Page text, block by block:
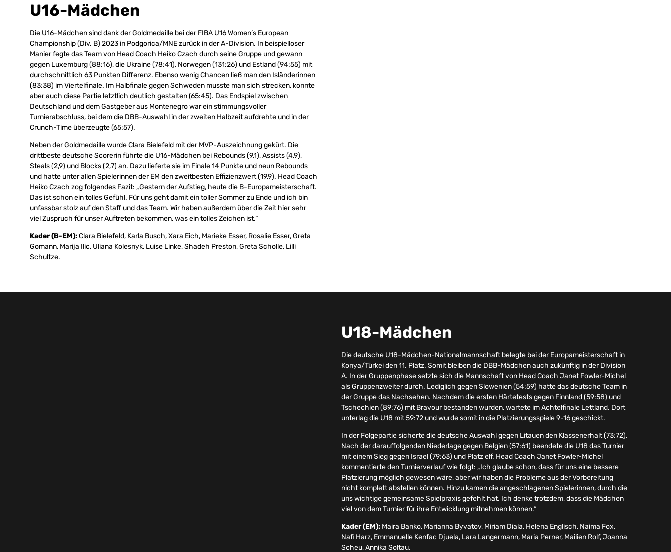
U16-Mädchen
Die U16-Mädchen sind dank der Goldmedaille bei der FIBA U16 Women’s European
Championship (Div. B) 2023 in Podgorica/MNE zurück in der A-Division. In beispielloser
Manier fegte das Team von Head Coach Heiko Czach durch seine Gruppe und gewann
gegen Luxemburg (88:16), die Ukraine (78:41), Norwegen (131:26) und Estland (94:55) mit
durchschnittlich 63 Punkten Differenz. Ebenso wenig Chancen ließ man den Isländerinnen
(83:38) im Viertelfinale. Im Halbfinale gegen Schweden musste man sich strecken, konnte
aber auch diese Partie letztlich deutlich gestalten (65:45). Das Endspiel zwischen
Deutschland und dem Gastgeber aus Montenegro war ein stimmungsvoller
Turnierabschluss, bei dem die DBB-Auswahl in der zweiten Halbzeit aufdrehte und in der
Crunch-Time überzeugte (65:57).
Neben der Goldmedaille wurde Clara Bielefeld mit der MVP-Auszeichnung gekürt. Die
drittbeste deutsche Scorerin führte die U16-Mädchen bei Rebounds (9,1), Assists (4,9),
Steals (2,9) und Blocks (2,7) an. Dazu lieferte sie im Finale 14 Punkte und neun Rebounds
und hatte unter allen Spielerinnen der EM den zweitbesten Effizienzwert (19,9). Head Coach
Heiko Czach zog folgendes Fazit: „Gestern der Aufstieg, heute die B-Europameisterschaft.
Das ist schon ein tolles Gefühl. Für uns geht damit ein toller Sommer zu Ende und ich bin
unfassbar stolz auf den Staff und das Team. Wir haben außerdem über die Zeit hier sehr
viel Zuspruch für unser Auftreten bekommen, was ein tolles Zeichen ist.“
Kader (B-EM):Clara Bielefeld, Karla Busch, Xara Eich, Marieke Esser, Rosalie Esser, Greta
Gomann, Marija Ilic, Uliana Kolesnyk, Luise Linke, Shadeh Preston, Greta Scholle, Lilli
Schultze.
U18-Mädchen
Die deutsche U18-Mädchen-Nationalmannschaft belegte bei der Europameisterschaft in
Konya/Türkei den 11. Platz. Somit bleiben die DBB-Mädchen auch zukünftig in der Division
A. In der Gruppenphase setzte sich die Mannschaft von Head Coach Janet Fowler-Michel
als Gruppenzweiter durch. Lediglich gegen Slowenien (54:59) hatte das deutsche Team in
der Gruppe das Nachsehen. Nachdem die ersten Härtetests gegen Finnland (59:58) und
Tschechien (89:76) mit Bravour bestanden wurden, wartete im Achtelfinale Lettland. Dort
unterlag die U18 mit 59:72 und wurde somit in die Platzierungsspiele 9-16 geschickt.
In der Folgepartie sicherte die deutsche Auswahl gegen Litauen den Klassenerhalt (73:72).
Nach der darauffolgenden Niederlage gegen Belgien (57:61) beendete die U18 das Turnier
mit einem Sieg gegen Israel (79:63) und Platz elf. Head Coach Janet Fowler-Michel
kommentierte den Turnierverlauf wie folgt: „Ich glaube schon, dass für uns eine bessere
Platzierung möglich gewesen wäre, aber wir haben die Probleme aus der Vorbereitung
nicht komplett abstellen können. Hinzu kamen die angeschlagenen Spielerinnen, durch die
uns wichtige gemeinsame Spielpraxis gefehlt hat. Ich denke trotzdem, dass die Mädchen
viel von dem Turnier für ihre Entwicklung mitnehmen können.“
Kader (EM): Maira Banko, Marianna Byvatov, Miriam Diala, Helena Englisch, Naima Fox,
Nafi Harz, Emmanuelle Kenfac Djuela, Lara Langermann, Maria Perner, Mailien Rolf, Joanna
Scheu, Annika Soltau.